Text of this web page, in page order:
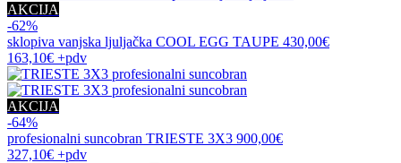
AKCIJA
-62%
sklopiva vanjska ljuljačka COOL EGG TAUPE 430,00€
163,10€ +pdv
AKCIJA
-64%
profesionalni suncobran TRIESTE 3X3 900,00€
327,10€ +pdv